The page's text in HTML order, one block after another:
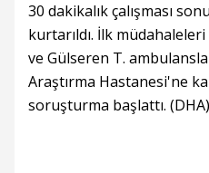
30 dakikalık çalışması
kurtarıldı. İlk
ve Gülseren T.
Araştırma Hastanesi'ne
soruşturma başlattı. (DHA)